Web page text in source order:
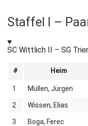
Staffel I –
SC Wittlich II – SG
# Heim
1 Müllen, Jürgen
2 Wissen, Elias
3 Boga, Ferec